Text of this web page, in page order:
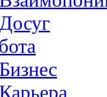
Бизнес
Карьера